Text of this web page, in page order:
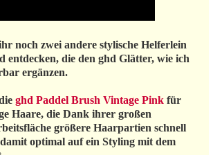
noch zwei andere stylische Helferlein
entdecken, die den ghd Glätter, wie ich
ergänzen.
ghd Paddel Brush Vintage Pink für
Haare, die Dank ihrer großen
größere Haarpartien schnell
optimal auf ein Styling mit dem